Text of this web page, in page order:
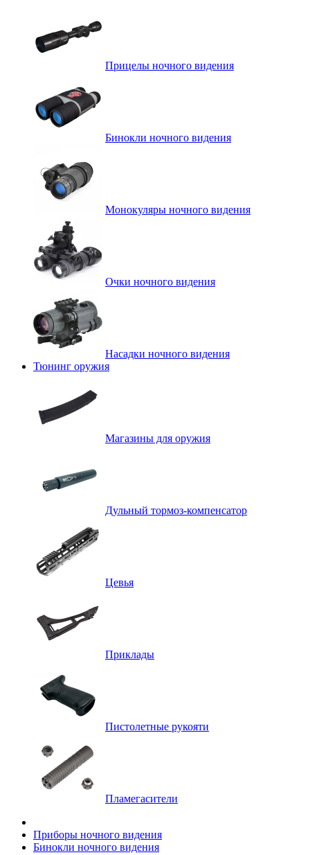
Прицелы ночного видения
Бинокли ночного видения
Монокуляры ночного видения
Очки ночного видения
Насадки ночного видения
Тюнинг оружия
Магазины для оружия
Дульный тормоз-компенсатор
Цевья
Приклады
Пистолетные рукояти
Пламегасители
Приборы ночного видения
Бинокли ночного видения